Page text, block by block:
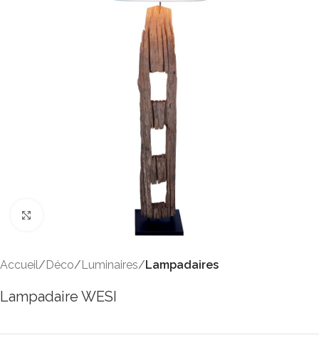
Accueil Déco Luminaires Lampadaires
Lampadaire WESI